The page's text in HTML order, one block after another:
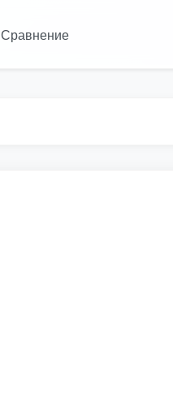
Сравнение